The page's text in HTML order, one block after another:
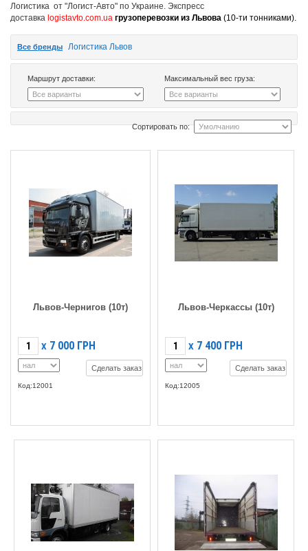
Логистика от "Логист-Авто" по Украине. Экспресс
доставка logistavto.com.ua грузоперевозки из Львова (10-ти тонниками).
Все бренды Логистика Львов
Маршрут доставки: Максимальный вес груза:
Сортировать по:
Львов-Чернигов (10т)
X 7 000 ГРН
Сделать заказ
Код:12001
Львов-Черкассы (10т)
X 7 400 ГРН
Сделать заказ
Код:12005